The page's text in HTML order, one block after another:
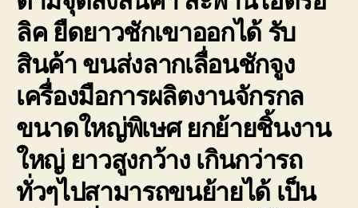
ลิค ยืดยาวชักเขาออกได้ รับ
สินค้า ขนส่งลากเลื่อนชักจูง
เครื่องมือการผลิตงานจักรกล
ขนาดใหญ่พิเษศ ยกย้ายชิ้นงาน
ใหญ่ ยาวสูงกว้าง เกินกว่ารถ
ทั่วๆไปสามารถขนย้ายได้ เป็น